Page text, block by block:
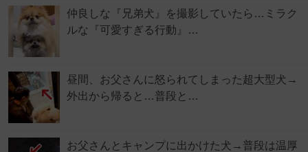
仲良しな『兄弟犬』を撮影していたら…ミラク
ルな『可愛すぎる行動』…
昼間、お父さんに怒られてしまった超大型犬→
外出から帰ると…普段と…
お父さんとキャンプに出かけた犬→普段は温厚